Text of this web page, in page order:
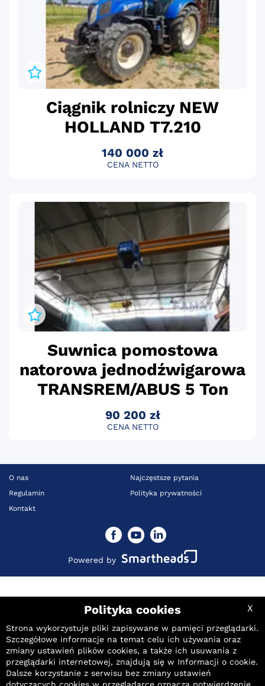
Ciągnik rolniczy NEW
HOLLAND T7.210
140 000 zł
CENA NETTO
Suwnica pomostowa
natorowa jednodźwigarowa
TRANSREM/ABUS 5 Ton
90 200 zł
CENA NETTO
Powered by
O nas
Najczęstsze pytania
Regulamin
Polityka prywatności
Kontakt
Polityka cookies
Strona wykorzystuje pliki zapisywane w pamięci przeglądarki.
Szczegółowe informacje na temat celu ich używania oraz
zmiany ustawień plików cookies, a także ich usuwania z
przeglądarki internetowej, znajdują się w Informacji o cookie.
Dalsze korzystanie z serwisu bez zmiany ustawień
X